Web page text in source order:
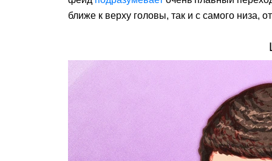
ближе к верху головы, так и с самого низа,